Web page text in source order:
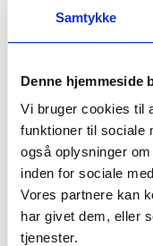
Samtykke
Denne hjemmeside
Vi bruger cookies til
funktioner til sociale
også oplysninger
inden for sociale
Vores partnere kan
har givet dem, eller
tjenester.